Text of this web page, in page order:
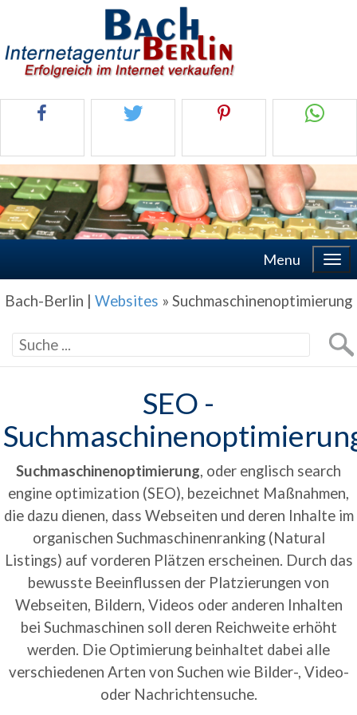
Menu
Bach-Berlin | Websites » Suchmaschinenoptimierung
SEO -
Suchmaschinenoptimierung, oder englisch search
engine optimization (SEO), bezeichnet Maßnahmen,
die dazu dienen, dass Webseiten und deren Inhalte im
organischen Suchmaschinenranking (Natural
Listings) auf vorderen Plätzen erscheinen. Durch das
bewusste Beeinflussen der Platzierungen von
Webseiten, Bildern, Videos oder anderen Inhalten
bei Suchmaschinen soll deren Reichweite erhöht
werden. Die Optimierung beinhaltet dabei alle
verschiedenen Arten von Suchen wie Bilder-, Video-
oder Nachrichtensuche.